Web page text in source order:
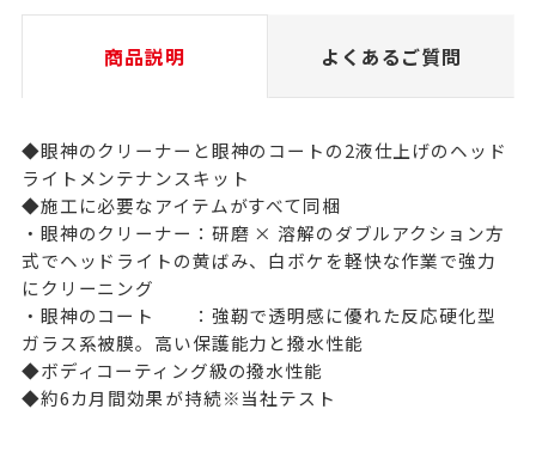
商品説明 よくあるご質問
◆眼神のクリーナーと眼神のコートの2液仕上げのヘッド
ライトメンテナンスキット
◆施工に必要なアイテムがすべて同梱
・眼神のクリーナー：研磨 × 溶解のダブルアクション方
式でヘッドライトの黄ばみ、白ボケを軽快な作業で強力
にクリーニング
・眼神のコート ：強靭で透明感に優れた反応硬化型
ガラス系被膜。高い保護能力と撥水性能
◆ボディコーティング級の撥水性能
◆約6カ月間効果が持続※当社テスト